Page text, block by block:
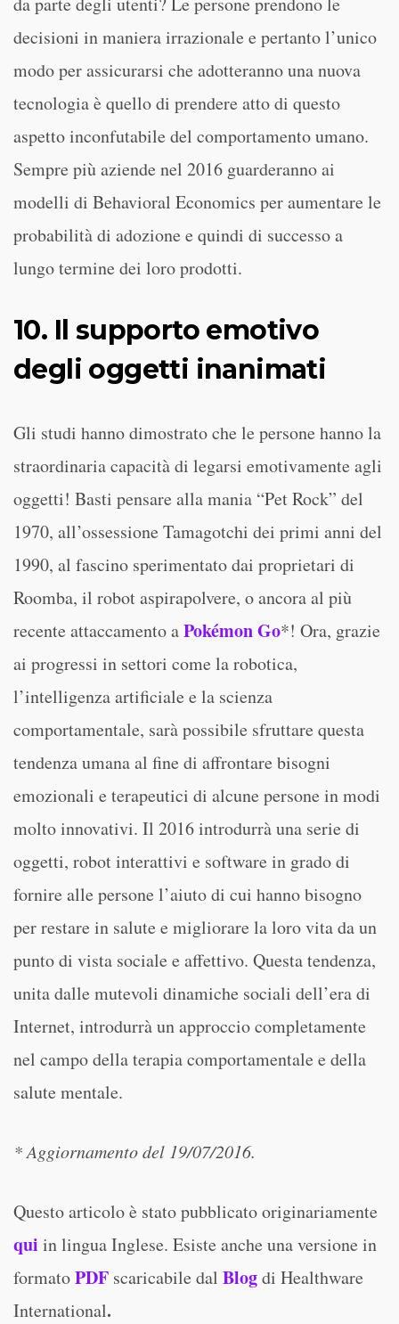
decisioni in maniera irrazionale e pertanto l’unico
modo per assicurarsi che adotteranno una nuova
tecnologia è quello di prendere atto di questo
aspetto inconfutabile del comportamento umano.
Sempre più aziende nel 2016 guarderanno ai
modelli di Behavioral Economics per aumentare le
probabilità di adozione e quindi di successo a
lungo termine dei loro prodotti.
10. Il supporto emotivo
degli oggetti inanimati
Gli studi hanno dimostrato che le persone hanno la
straordinaria capacità di legarsi emotivamente agli
oggetti! Basti pensare alla mania “Pet Rock” del
1970, all’ossessione Tamagotchi dei primi anni del
1990, al fascino sperimentato dai proprietari di
Roomba, il robot aspirapolvere, o ancora al più
recente attaccamento aPokémon Go*! Ora, grazie
ai progressi in settori come la robotica,
l’intelligenza artificiale e la scienza
comportamentale, sarà possibile sfruttare questa
tendenza umana al fine di affrontare bisogni
emozionali e terapeutici di alcune persone in modi
molto innovativi. Il 2016 introdurrà una serie di
oggetti, robot interattivi e software in grado di
fornire alle persone l’aiuto di cui hanno bisogno
per restare in salute e migliorare la loro vita da un
punto di vista sociale e affettivo. Questa tendenza,
unita dalle mutevoli dinamiche sociali dell’era di
Internet, introdurrà un approccio completamente
nel campo della terapia comportamentale e della
salute mentale.
* Aggiornamento del 19/07/2016.
Questo articolo è stato pubblicato originariamente
qui in lingua Inglese. Esiste anche una versione in
formatoPDF scaricabile dal Blogdi Healthware
International.